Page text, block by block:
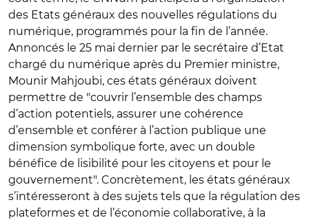
des Etats généraux des nouvelles régulations du
numérique, programmés pour la fin de l’année.
Annoncés le 25 mai dernier par le secrétaire d’Etat
chargé du numérique après du Premier ministre,
Mounir Mahjoubi, ces états généraux doivent
permettre de "couvrir l’ensemble des champs
d’action potentiels, assurer une cohérence
d’ensemble et conférer à l’action publique une
dimension symbolique forte, avec un double
bénéfice de lisibilité pour les citoyens et pour le
gouvernement". Concrètement, les états généraux
s’intéresseront à des sujets tels que la régulation des
plateformes et de l’économie collaborative, à la